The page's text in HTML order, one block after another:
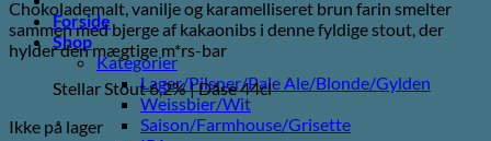
Forside
Shop
Kategorier
Lager/Pilsner/Pale Ale/Blonde/Gylden
Weissbier/Wit
Saison/Farmhouse/Grisette
Chokolademalt, vanilje og karamelliseret brun farin smelter
sammen med bjerge af kakaonibs i denne fyldige stout, der
hylder den mægtige m*rs-bar
Stellar Stout 6,2% | Dåse 44cl
Ikke på lager